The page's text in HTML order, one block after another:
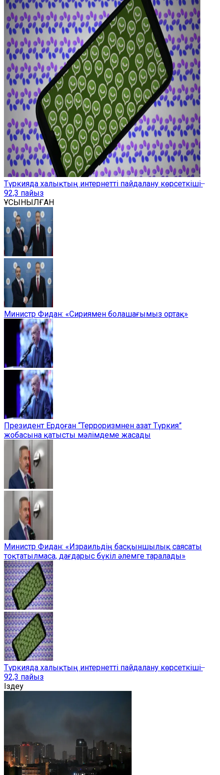
Түркияда халықтың интернетті пайдалану көрсеткіші ̶
92,3 пайыз
ҰСЫНЫЛҒАН
Министр Фидан: «Сириямен болашағымыз ортақ»
Президент Ердоған “Терроризмнен азат Түркия”
жобасына қатысты мәлімдеме жасады
Министр Фидан: «Израильдің басқыншылық саясаты
тоқтатылмаса, дағдарыс бүкіл әлемге таралады»
Түркияда халықтың интернетті пайдалану көрсеткіші ̶
92,3 пайыз
Іздеу